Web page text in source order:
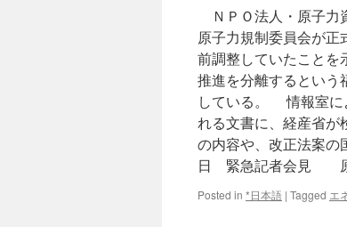
ＮＰＯ法人・原子力
原子力規制委員会が
前調整していたことを
推進を分離するという
している。 情報室に
れる文書に、経産省が
の内容や、改正法案の
日 緊急記者会見 原
Posted in *日本語 | Tagged エ